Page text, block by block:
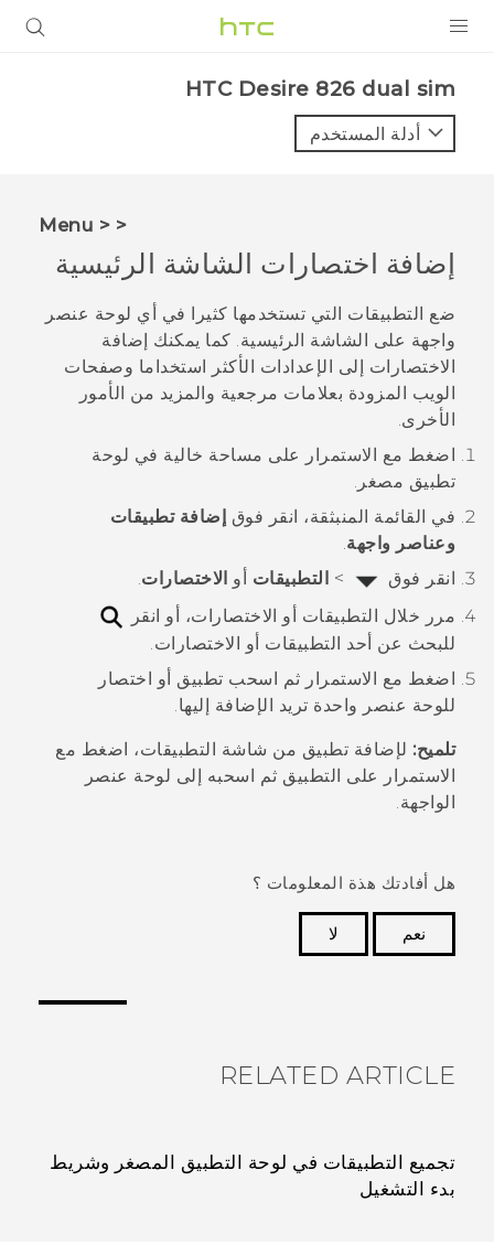
VIVE
VIVERSE
البرامج + التطبيقات
الدعم
أجهزة HTC والملحقات
HTC Desire 826 dual sim‎
أدلة المستخدم
< < Menu
إضافة اختصارات الشاشة الرئيسية
ضع التطبيقات التي تستخدمها كثيرا في أي لوحة عنصر
واجهة على الشاشة الرئيسية. كما يمكنك إضافة
الاختصارات إلى الإعدادات الأكثر استخداما وصفحات
الويب المزودة بعلامات مرجعية والمزيد من الأمور
الأخرى.
اضغط مع الاستمرار على مساحة خالية في لوحة
تطبيق مصغر.
في القائمة المنبثقة، انقر فوق إضافة تطبيقات
وعناصر واجهة.
انقر فوق
> التطبيقات أو الاختصارات.
مرر خلال التطبيقات أو الاختصارات، أو انقر
للبحث عن أحد التطبيقات أو الاختصارات.
اضغط مع الاستمرار ثم اسحب تطبيق أو اختصار
للوحة عنصر واحدة تريد الإضافة إليها.
تلميح: لإضافة تطبيق من شاشة التطبيقات، اضغط مع
الاستمرار على التطبيق ثم اسحبه إلى لوحة عنصر
الواجهة.
هل أفادتك هذة المعلومات ؟
نعم
لا
RELATED ARTICLE
تجميع التطبيقات في لوحة التطبيق المصغر وشريط
بدء التشغيل